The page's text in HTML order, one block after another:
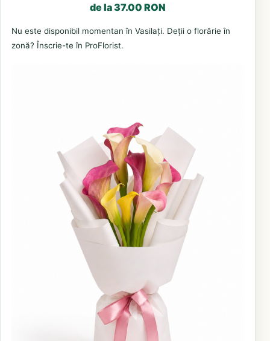
de la 37.00 RON
Nu este disponibil momentan în Vasilați. Deții o florărie în
zonă? Înscrie-te în ProFlorist.